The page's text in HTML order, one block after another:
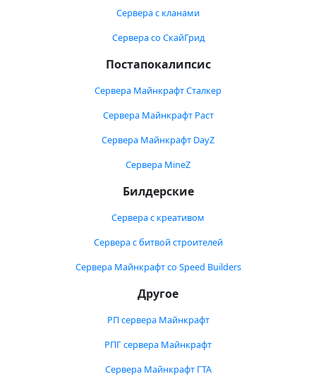
Сервера с кланами
Сервера со СкайГрид
Постапокалипсис
Сервера Майнкрафт Сталкер
Сервера Майнкрафт Раст
Сервера Майнкрафт DayZ
Сервера MineZ
Билдерские
Сервера с креативом
Сервера с битвой строителей
Сервера Майнкрафт со Speed Builders
Другое
РП сервера Майнкрафт
РПГ сервера Майнкрафт
Сервера Майнкрафт ГТА